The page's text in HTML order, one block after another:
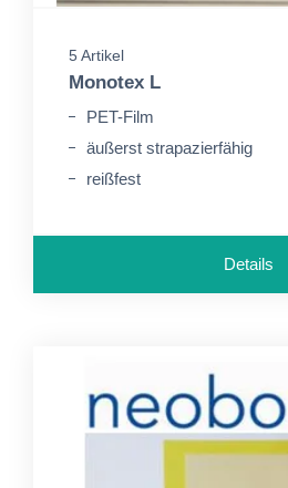
5 Artikel
Monotex L
PET-Film
äußerst strapazierfähig
reißfest
Details